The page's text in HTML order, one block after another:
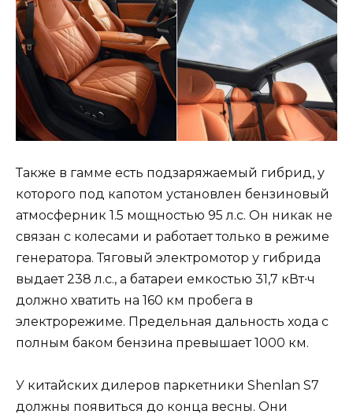
Также в гамме есть подзаряжаемый гибрид, у
которого под капотом установлен бензиновый
атмосферник 1.5 мощностью 95 л.с. Он никак не
связан с колесами и работает только в режиме
генератора. Тяговый электромотор у гибрида
выдает 238 л.с., а батареи емкостью 31,7 кВт∙ч
должно хватить на 160 км пробега в
электрорежиме. Предельная дальность хода с
полным баком бензина превышает 1000 км.
У китайских дилеров паркетники Shenlan S7
должны появиться до конца весны. Они